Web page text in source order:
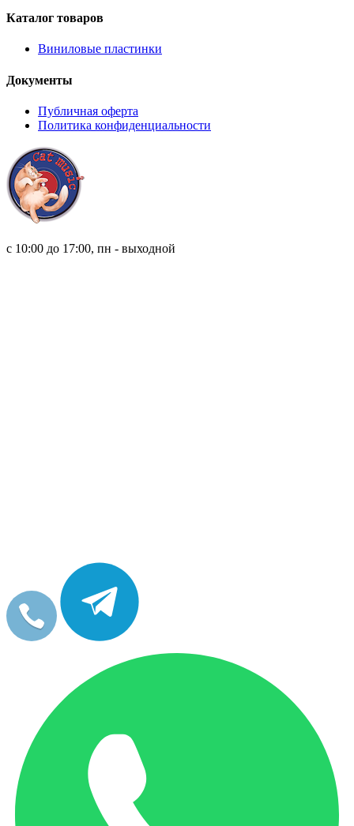
Каталог товаров
Виниловые пластинки
Документы
Публичная оферта
Политика конфиденциальности
с 10:00 до 17:00, пн - выходной